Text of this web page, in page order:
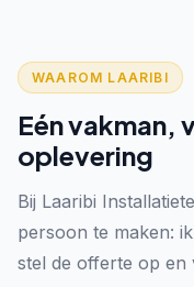
WAAROM LAARIBI
Eén vakman,
oplevering
Bij Laaribi
persoon te maken:
stel de offerte op en